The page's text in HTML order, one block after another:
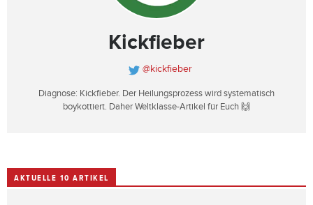
Kickfieber
@kickfieber
Diagnose: Kickfieber. Der Heilungsprozess wird systematisch
boykottiert. Daher Weltklasse-Artikel für Euch 🙌
AKTUELLE 10 ARTIKEL